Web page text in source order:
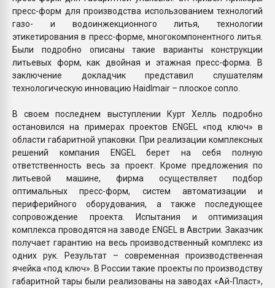
пресс-форм для производства использованием технологий
газо- и водоинжекционного литья, технологии
этикетирования в пресс-форме, многокомпонентного литья.
Были подробно описаны такие варианты конструкции
литьевых форм, как двойная и этажная пресс-форма. В
заключение докладчик представил слушателям
технологическую инновацию Haidlmair – плоское сопло.
В своем последнем выступлении Курт Хелль подробно
остановился на примерах проектов ENGEL «под ключ» в
области габаритной упаковки. При реализации комплексных
решений компания ENGEL берет на себя полную
ответственность весь за проект. Кроме предложения по
литьевой машине, фирма осуществляет подбор
оптимальных пресс-форм, систем автоматизации и
периферийного оборудования, а также последующее
сопровождение проекта. Испытания и оптимизация
комплекса проводятся на заводе ENGEL в Австрии. Заказчик
получает гарантию на весь производственный комплекс из
одних рук. Результат – современная производственная
ячейка «под ключ». В России такие проекты по производству
габаритной тары были реализованы на заводах «Ай-Пласт»,